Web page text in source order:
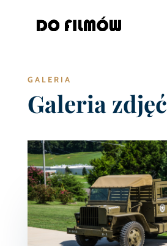
GALERIA
Galeria zdjęć